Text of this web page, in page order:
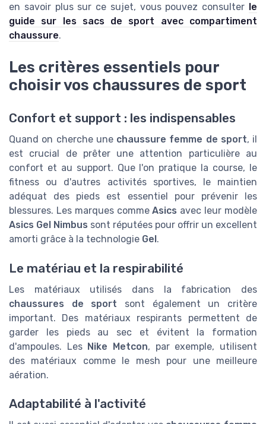
en savoir plus sur ce sujet, vous pouvez consulter le
guide sur les sacs de sport avec compartiment
chaussure.
Les critères essentiels pour
choisir vos chaussures de sport
Confort et support : les indispensables
Quand on cherche une chaussure femme de sport, il
est crucial de prêter une attention particulière au
confort et au support. Que l'on pratique la course, le
fitness ou d'autres activités sportives, le maintien
adéquat des pieds est essentiel pour prévenir les
blessures. Les marques commeAsics avec leur modèle
Asics Gel Nimbus sont réputées pour offrir un excellent
amorti grâce à la technologie Gel .
Le matériau et la respirabilité
Les matériaux utilisés dans la fabrication des
chaussures de sport sont également un critère
important. Des matériaux respirants permettent de
garder les pieds au sec et évitent la formation
d'ampoules. Les Nike Metcon, par exemple, utilisent
des matériaux comme le mesh pour une meilleure
aération.
Adaptabilité à l'activité